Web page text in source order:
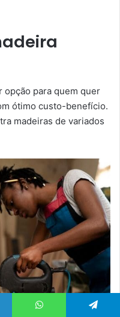
opção para quem quer
ótimo custo-benefício.
madeiras de variados